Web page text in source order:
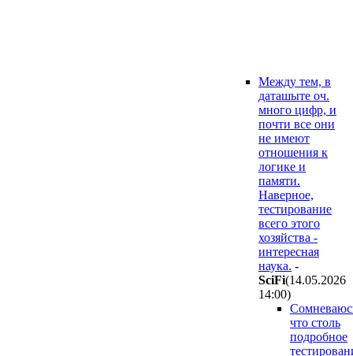
Между тем, в
даташыте оч.
много цифр, и
почти все они
не имеют
отношения к
логике и
памяти.
Наверное,
тестирование
всего этого
хозяйства -
интересная
наука. -
SciFi(14.05.2026
14:00)
что столь
подробное